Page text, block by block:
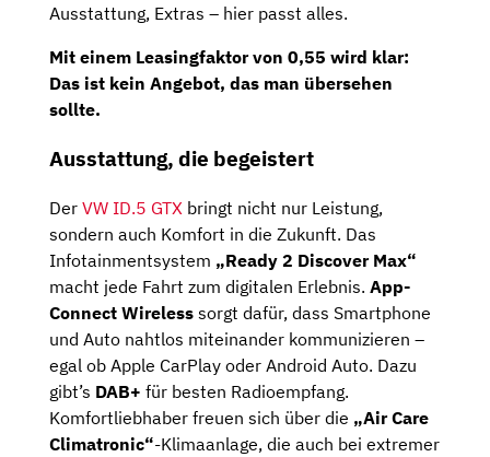
Ausstattung, Extras – hier passt alles.
Mit einem Leasingfaktor von 0,55 wird klar:
Das ist kein Angebot, das man übersehen
sollte.
Ausstattung, die begeistert
Der VW ID.5 GTX bringt nicht nur Leistung,
sondern auch Komfort in die Zukunft. Das
Infotainmentsystem „Ready 2 Discover Max“
macht jede Fahrt zum digitalen Erlebnis. App-
Connect Wireless sorgt dafür, dass Smartphone
und Auto nahtlos miteinander kommunizieren –
egal ob Apple CarPlay oder Android Auto. Dazu
gibt’s DAB+ für besten Radioempfang.
Komfortliebhaber freuen sich über die „Air Care
Climatronic“-Klimaanlage, die auch bei extremer